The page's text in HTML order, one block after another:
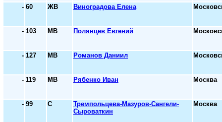
- 60 ЖВ Виноградова Елена
- 103 МВ Полянцев Евгений
- 127 МВ Романов Даниил
- 119 МВ Рябенко Иван Москва
- 99 С
Тремпольцева-Мазуров-Сангели-
Сыроваткин
Москва